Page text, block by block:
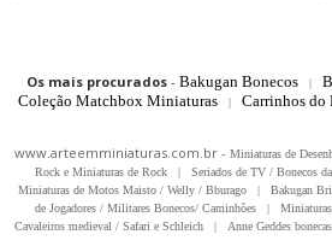
Os mais procurados- Bakugan Bonecos |
Coleção Matchbox Miniaturas
| Carrinhos do
www.arteemminiaturas.com.br - Miniaturas de
Rock e Miniaturas de Rock
| Seriados de TV / Bonecos
Miniaturas de Motos Maisto / Welly / Bburago
| Bakugan
de Jogadores / Militares Bonecos/ Caminhões
|
Cavaleiros medieval / Safari e Schleich
| Anne Geddes